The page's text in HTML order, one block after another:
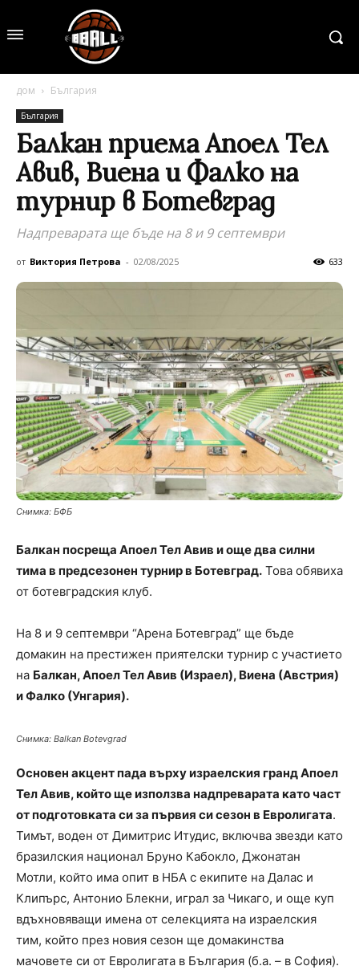
дом България
България
Балкан приема Апоел Тел
Авив, Виена и Фалко на
турнир в Ботевград
Надпреварата ще бъде на 8 и 9 септември
от Виктория Петрова - 02/08/2025 633
Снимка: БФБ
Балкан посреща Апоел Тел Авив и още два силни
тима в предсезонен турнир в Ботевград. Това обявиха
от ботевградския клуб.
На 8 и 9 септември “Арена Ботевград” ще бъде
домакин на престижен приятелски турнир с участието
на Балкан, Апоел Тел Авив (Израел), Виена (Австрия)
и Фалко (Унгария).
Снимка: Balkan Botevgrad
Основен акцент пада върху израелския гранд Апоел
Тел Авив, който ще използва надпреварата като част
от подготовката си за първия си сезон в Евролигата.
Тимът, воден от Димитрис Итудис, включва звезди като
бразилския национал Бруно Кабокло, Джонатан
Мотли, който има опит в НБА с екипите на Далас и
Клипърс, Антонио Блекни, играл за Чикаго, и още куп
вдъхновяващи имена от селекцията на израелския
тим, който през новия сезон ще домакинства
мачовете си от Евролигата в България (б.а. – в София).